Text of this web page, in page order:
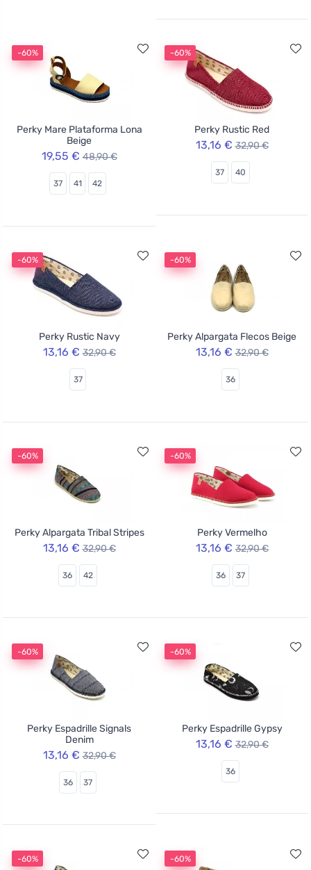
-60%
Perky Mare Plataforma Lona
Beige
19,55 € 48,90 €
37 41 42
-60%
Perky Rustic Red
13,16 € 32,90 €
37 40
-60%
Perky Rustic Navy
13,16 € 32,90 €
37
-60%
Perky Alpargata Flecos Beige
13,16 € 32,90 €
36
-60%
Perky Alpargata Tribal Stripes
13,16 € 32,90 €
36 42
-60%
Perky Vermelho
13,16 € 32,90 €
36 37
-60%
Perky Espadrille Signals
Denim
13,16 € 32,90 €
36 37
-60%
Perky Espadrille Gypsy
13,16 € 32,90 €
36
-60% -60%